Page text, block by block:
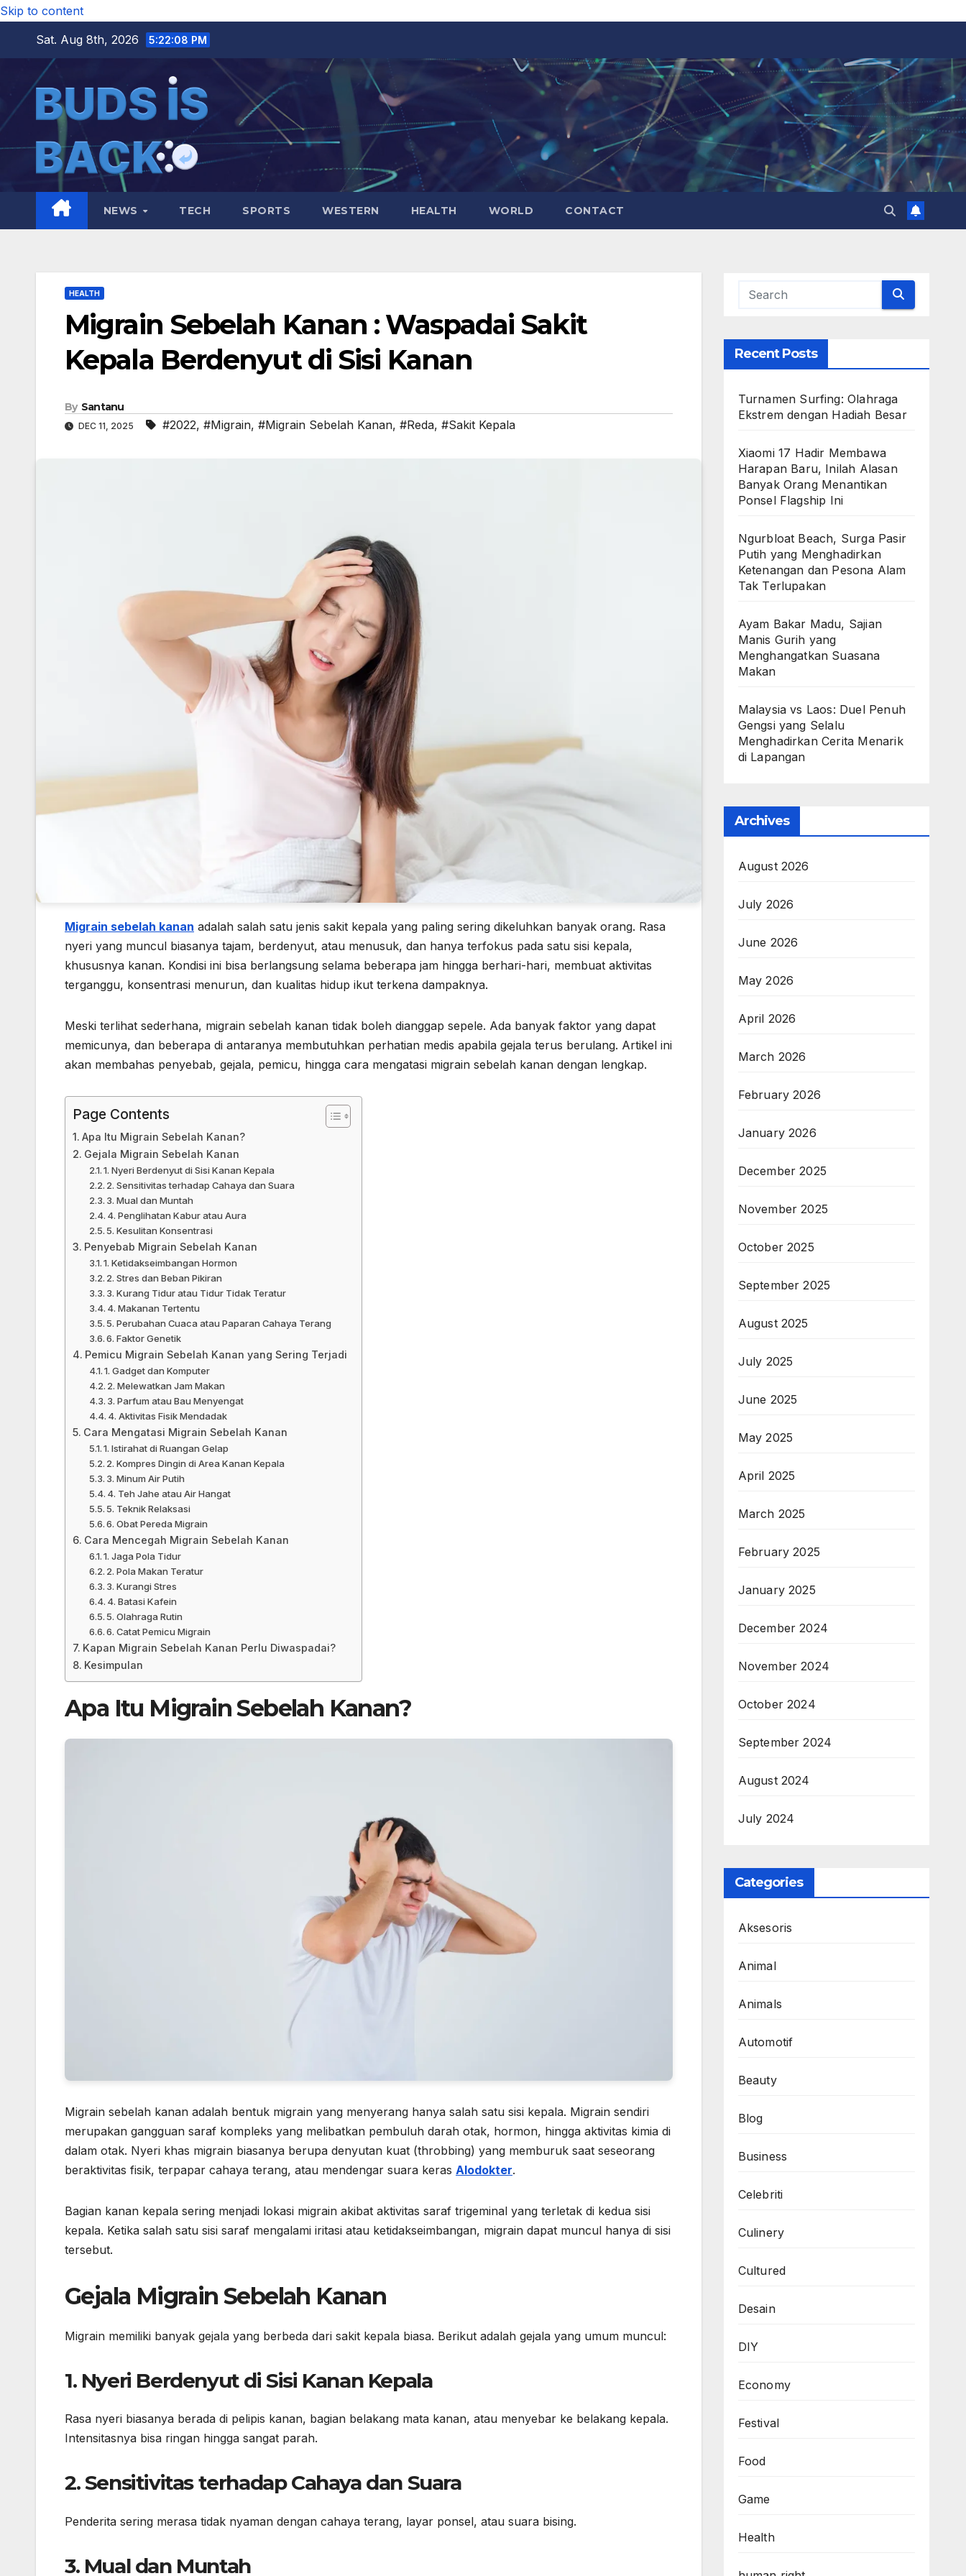
Skip to content
Sat. Aug 8th, 2026
5:22:09 PM
NEWS TECH SPORTS WESTERN HEALTH WORLD CONTACT
HEALTH
Migrain Sebelah Kanan : Waspadai Sakit
Kepala Berdenyut di Sisi Kanan
By Santanu
DEC 11, 2025 #2022, #Migrain, #Migrain Sebelah Kanan, #Reda, #Sakit Kepala
Migrain sebelah kanan adalah salah satu jenis sakit kepala yang paling sering dikeluhkan banyak orang. Rasa
nyeri yang muncul biasanya tajam, berdenyut, atau menusuk, dan hanya terfokus pada satu sisi kepala,
khususnya kanan. Kondisi ini bisa berlangsung selama beberapa jam hingga berhari-hari, membuat aktivitas
terganggu, konsentrasi menurun, dan kualitas hidup ikut terkena dampaknya.
Meski terlihat sederhana, migrain sebelah kanan tidak boleh dianggap sepele. Ada banyak faktor yang dapat
memicunya, dan beberapa di antaranya membutuhkan perhatian medis apabila gejala terus berulang. Artikel ini
akan membahas penyebab, gejala, pemicu, hingga cara mengatasi migrain sebelah kanan dengan lengkap.
Page Contents
Apa Itu Migrain Sebelah Kanan?
Gejala Migrain Sebelah Kanan
1. Nyeri Berdenyut di Sisi Kanan Kepala
2. Sensitivitas terhadap Cahaya dan Suara
3. Mual dan Muntah
4. Penglihatan Kabur atau Aura
5. Kesulitan Konsentrasi
Penyebab Migrain Sebelah Kanan
1. Ketidakseimbangan Hormon
2. Stres dan Beban Pikiran
3. Kurang Tidur atau Tidur Tidak Teratur
4. Makanan Tertentu
5. Perubahan Cuaca atau Paparan Cahaya Terang
6. Faktor Genetik
Pemicu Migrain Sebelah Kanan yang Sering Terjadi
1. Gadget dan Komputer
2. Melewatkan Jam Makan
3. Parfum atau Bau Menyengat
4. Aktivitas Fisik Mendadak
Cara Mengatasi Migrain Sebelah Kanan
1. Istirahat di Ruangan Gelap
2. Kompres Dingin di Area Kanan Kepala
3. Minum Air Putih
4. Teh Jahe atau Air Hangat
5. Teknik Relaksasi
6. Obat Pereda Migrain
Cara Mencegah Migrain Sebelah Kanan
1. Jaga Pola Tidur
2. Pola Makan Teratur
3. Kurangi Stres
4. Batasi Kafein
5. Olahraga Rutin
6. Catat Pemicu Migrain
Kapan Migrain Sebelah Kanan Perlu Diwaspadai?
Kesimpulan
Apa Itu Migrain Sebelah Kanan?
Migrain sebelah kanan adalah bentuk migrain yang menyerang hanya salah satu sisi kepala. Migrain sendiri
merupakan gangguan saraf kompleks yang melibatkan pembuluh darah otak, hormon, hingga aktivitas kimia di
dalam otak. Nyeri khas migrain biasanya berupa denyutan kuat (throbbing) yang memburuk saat seseorang
beraktivitas fisik, terpapar cahaya terang, atau mendengar suara keras Alodokter.
Bagian kanan kepala sering menjadi lokasi migrain akibat aktivitas saraf trigeminal yang terletak di kedua sisi
kepala. Ketika salah satu sisi saraf mengalami iritasi atau ketidakseimbangan, migrain dapat muncul hanya di sisi
tersebut.
Gejala Migrain Sebelah Kanan
Migrain memiliki banyak gejala yang berbeda dari sakit kepala biasa. Berikut adalah gejala yang umum muncul:
1. Nyeri Berdenyut di Sisi Kanan Kepala
Rasa nyeri biasanya berada di pelipis kanan, bagian belakang mata kanan, atau menyebar ke belakang kepala.
Intensitasnya bisa ringan hingga sangat parah.
2. Sensitivitas terhadap Cahaya dan Suara
Penderita sering merasa tidak nyaman dengan cahaya terang, layar ponsel, atau suara bising.
3. Mual dan Muntah
Recent Posts
Turnamen Surfing: Olahraga
Ekstrem dengan Hadiah Besar
Xiaomi 17 Hadir Membawa
Harapan Baru, Inilah Alasan
Banyak Orang Menantikan
Ponsel Flagship Ini
Ngurbloat Beach, Surga Pasir
Putih yang Menghadirkan
Ketenangan dan Pesona Alam
Tak Terlupakan
Ayam Bakar Madu, Sajian
Manis Gurih yang
Menghangatkan Suasana
Makan
Malaysia vs Laos: Duel Penuh
Gengsi yang Selalu
Menghadirkan Cerita Menarik
di Lapangan
Archives
August 2026
July 2026
June 2026
May 2026
April 2026
March 2026
February 2026
January 2026
December 2025
November 2025
October 2025
September 2025
August 2025
July 2025
June 2025
May 2025
April 2025
March 2025
February 2025
January 2025
December 2024
November 2024
October 2024
September 2024
August 2024
July 2024
Categories
Aksesoris
Animal
Animals
Automotif
Beauty
Blog
Business
Celebriti
Culinery
Cultured
Desain
DIY
Economy
Festival
Food
Game
Health